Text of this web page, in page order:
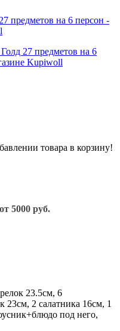
товара в корзину!
5000 руб.
23.5см, 6
23см, 2 салатника 16см, 1
под него,